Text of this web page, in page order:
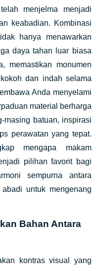
menjelma menjadi
keabadian. Kombinasi
hanya menawarkan
daya tahan luar biasa
memastikan monumen
dan indah selama
Anda menyelami
material berharga
masing batuan, inspirasi
perawatan yang tepat.
mengapa makam
pilihan favorit bagi
sempurna antara
untuk mengenang
Bahan Antara
kontras visual yang